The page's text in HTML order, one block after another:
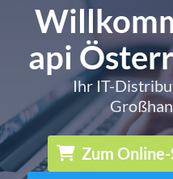
api
Ihr IT-
Zum Online-